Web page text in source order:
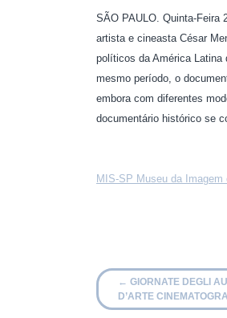
SÃO PAULO. Quinta-Feira
artista e cineasta César
políticos da América Latina
mesmo período, o
embora com diferentes
documentário histórico se
MIS-SP Museu da Imagem
← GIORNATE DEGLI
D’ARTE